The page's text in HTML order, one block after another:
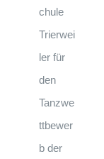
chule
Trierwei
ler für
den
Tanzwe
ttbewer
b der